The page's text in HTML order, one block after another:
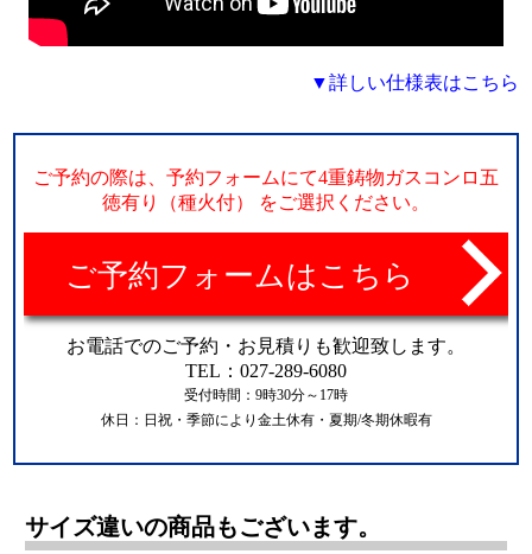
▼詳しい仕様表はこちら
ご予約の際は、予約フォームにて4重鋳物ガスコンロ五
徳有り（種火付） をご選択ください。
ご予約フォームはこちら
お電話でのご予約・お見積りも歓迎致します。
TEL：027-289-6080
受付時間：9時30分～17時
休日：日祝・季節により金土休有・夏期/冬期休暇有
サイズ違いの商品もございます。